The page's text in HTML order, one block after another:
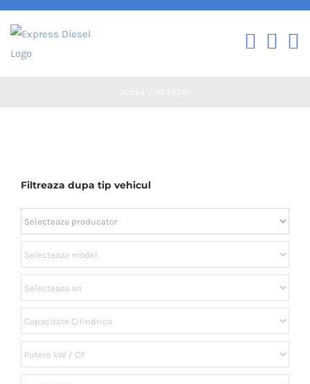
Skip
content
Filtreaza dupa tip vehicul